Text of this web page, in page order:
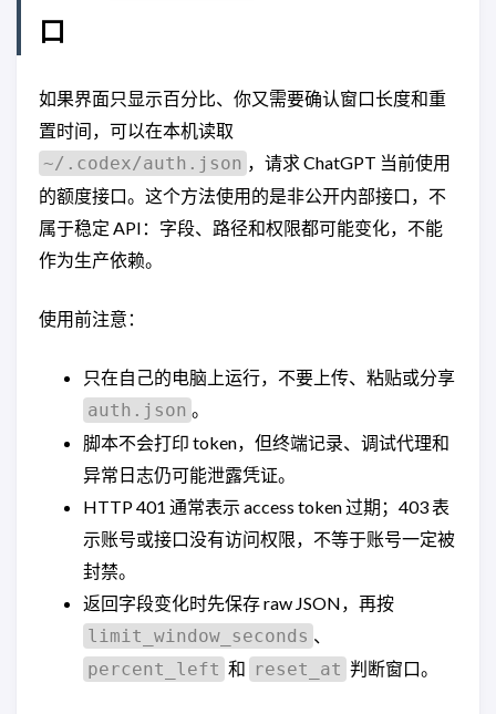
口
如果界面只显示百分比、你又需要确认窗口长度和重
置时间，可以在本机读取
~/.codex/auth.json ，请求 ChatGPT 当前使用
的额度接口。这个方法使用的是非公开内部接口，不
属于稳定 API：字段、路径和权限都可能变化，不能
作为生产依赖。
使用前注意：
只在自己的电脑上运行，不要上传、粘贴或分享
auth.json 。
脚本不会打印 token，但终端记录、调试代理和
异常日志仍可能泄露凭证。
HTTP 401 通常表示 access token 过期；403 表
示账号或接口没有访问权限，不等于账号一定被
封禁。
返回字段变化时先保存 raw JSON，再按
limit_window_seconds 、
percent_left 和 reset_at 判断窗口。